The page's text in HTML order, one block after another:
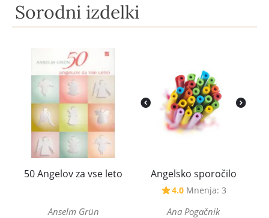
Sorodni izdelki
50 Angelov za vse leto
Anselm Grün
Angelsko sporočilo
4.0 Mnenja: 3
Ana Pogačnik